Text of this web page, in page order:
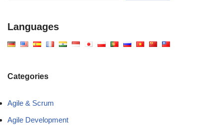
Languages
Categories
Agile & Scrum
Agile Development